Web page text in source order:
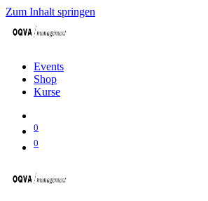
Zum Inhalt springen
Events
Shop
Kurse
0
0